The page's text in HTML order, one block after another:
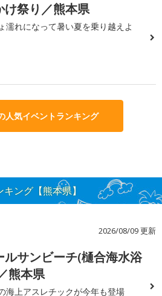
け祭り／熊本県
濡れになって暑い夏を乗り越えよ
人気イベントランキング
ング【熊本県】
2026/08/09 更新
ルサンビーチ(樋合海水浴
熊本県
海上アスレチックが今年も登場